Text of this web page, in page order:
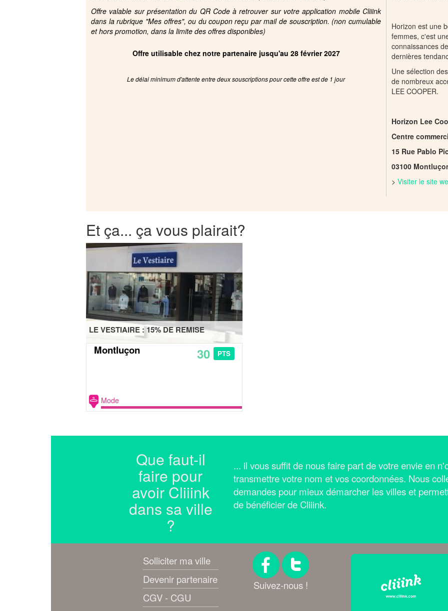
Offre valable sur présentation du QR Code à retrouver sur votre application mobile Cliiink
dans la rubrique "Mes offres", ou du coupon reçu par mail de souscription. (non cumulable
et hors promotion, dans la limite des offres disponibles)
Offre utilisable chez notre partenaire jusqu'au 28 février 2027
Le délai minimum d'attente entre deux souscriptions pour cette offre est de 1 jour
Horizon est une
femmes, c'est
connaissances
dernières
Une sélection
de nombreux
LEE COOPER.
Horizon Lee
Centre
15 Rue Pablo
03100
> Visiter le site
Et ça... ça vous plairait?
LE VESTIAIRE : 15% DE REMISE
Montluçon 30 PTS
Mode
Que faut-il
faire pour
avoir Cliiink
dans sa ville
?
... il vous suffit de nous faire part de votre envie en
transmettre votre nom et vos coordonnées. Nous
demandes pour mieux démarcher les villes et
de bénéficier de Cliiink.
Solliciter ma ville
Devenir partenaire
CGV - CGU
Suivez-nous !